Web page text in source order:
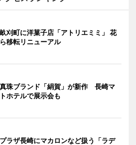
刈町に洋菓子店「アトリエミミ」 花
移転リニューアル
珠ブランド「絹賀」が新作 長崎マ
ホテルで展示会も
ラザ長崎にマカロンなど扱う「ラデ